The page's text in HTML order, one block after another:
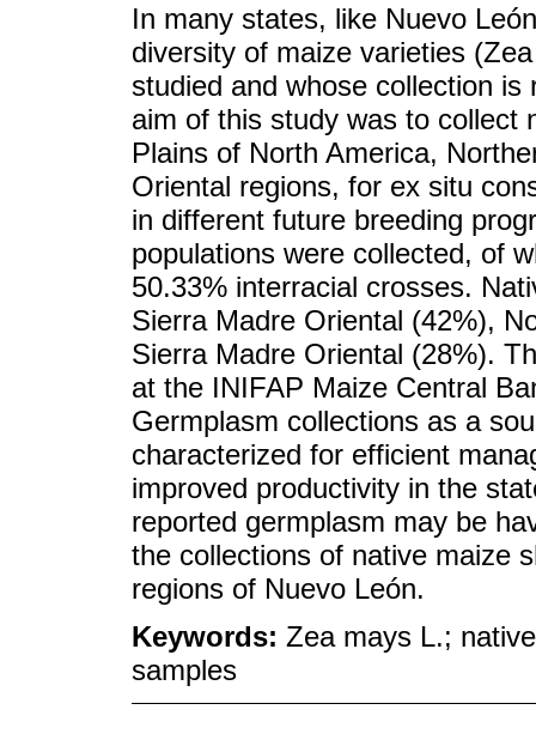
In many states, like Nuevo
diversity of maize varieties
studied and whose collection
aim of this study was to collect
Plains of North America,
Oriental regions, for ex situ
in different future breeding
populations were collected, of
50.33% interracial crosses.
Sierra Madre Oriental (42%),
Sierra Madre Oriental (28%).
at the INIFAP Maize Central
Germplasm collections as a
characterized for efficient
improved productivity in the
reported germplasm may be
the collections of native maize
regions of Nuevo León.
Keywords: Zea mays L.;
samples